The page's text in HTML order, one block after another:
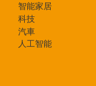
智能家居
科技
汽車
人工智能